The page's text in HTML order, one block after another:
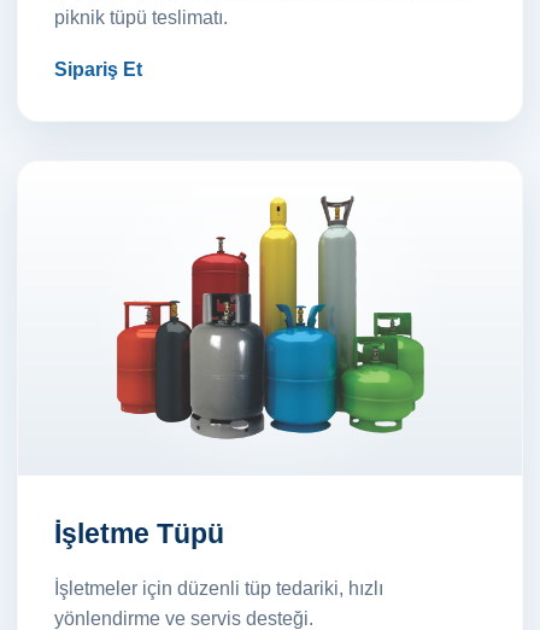
piknik tüpü teslimatı.
Sipariş Et
İşletme Tüpü
İşletmeler için düzenli tüp tedariki, hızlı
yönlendirme ve servis desteği.